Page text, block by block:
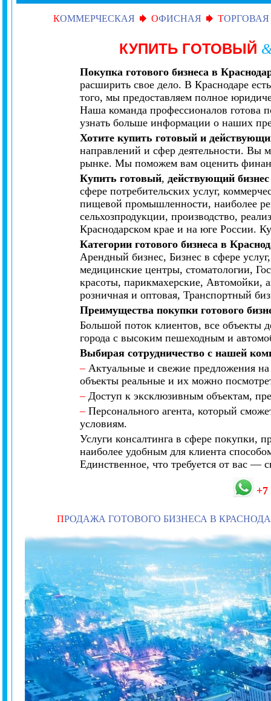
КОММЕРЧЕСКАЯ ОФИСНАЯ ТОРГОВАЯ
КУПИТЬ ГОТОВЫЙ
Покупка готового бизнеса в
расширить свое дело. В Краснодаре
того, мы предоставляем полное
Наша команда профессионалов готова
узнать больше информации о наших
Хотите купить готовый и
направлений и сфер деятельности. Вы
рынке. Мы поможем вам оценить
Купить готовый, действующий
сфере потребительских услуг,
пищевой промышленности, наиболее
сельхозпродукции, производство,
Краснодарском крае и на юге России.
Категории готового бизнеса в
Арендный бизнес, Бизнес в сфере
медицинские центры, стоматологии,
красоты, парикмахерские, Автомойки,
розничная и оптовая, Транспортный
Преимущества покупки готового
Большой поток клиентов, все объекты
города с высоким пешеходным и
Выбирая сотрудничество с нашей
–Актуальные и свежие предложения на
объекты реальные и их можно
–Доступ к эксклюзивным объектам,
–Персонального агента, который
условиям.
Услуги консалтинга в сфере покупки,
наиболее удобным для клиента
Единственное, что требуется от вас —
+7
ПРОДАЖА ГОТОВОГО БИЗНЕСА В